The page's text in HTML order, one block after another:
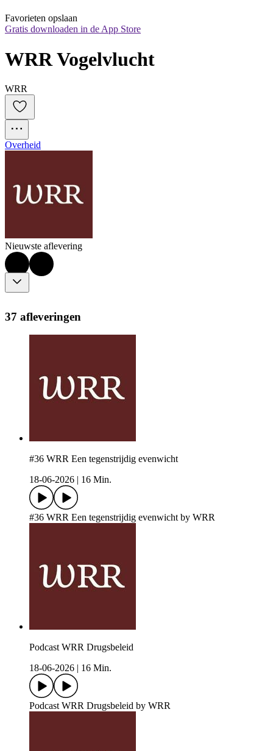
Favorieten opslaan
Gratis downloaden in de App Store
WRR Vogelvlucht
WRR
Overheid
Nieuwste aflevering
37 afleveringen
#36 WRR Een tegenstrijdig evenwicht
18-06-2026
16 Min.
#36 WRR Een tegenstrijdig evenwicht by WRR
Podcast WRR Drugsbeleid
18-06-2026
16 Min.
Podcast WRR Drugsbeleid by WRR